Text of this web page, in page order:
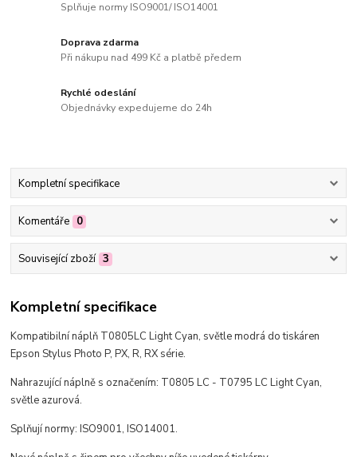
Splňuje normy ISO9001/ ISO14001
Doprava zdarma
Při nákupu nad 499 Kč a platbě předem
Rychlé odeslání
Objednávky expedujeme do 24h
Kompletní specifikace
Komentáře 0
Související zboží 3
Kompletní specifikace
Kompatibilní náplň T0805LC Light Cyan, světle modrá do tiskáren
Epson Stylus Photo P, PX, R, RX série.
Nahrazující náplně s označením: T0805 LC - T0795 LC Light Cyan,
světle azurová.
Splňují normy: ISO9001, ISO14001.